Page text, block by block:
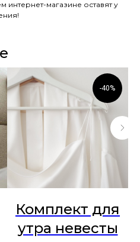
интернет-магазине оставят у
-40%
Комплект для
утра невесты